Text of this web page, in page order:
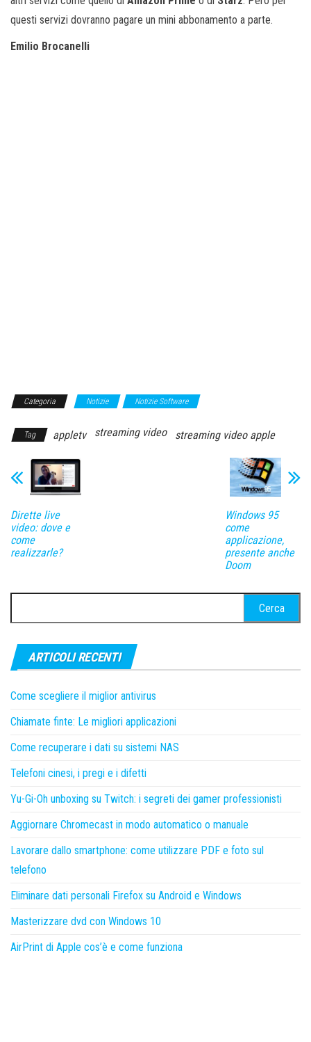
questi servizi dovranno pagare un mini abbonamento a parte.
Emilio Brocanelli
Categoria Notizie Notizie Software
Tag appletv streaming video streaming video apple
Dirette live
video: dove e
come
realizzarle?
Windows 95
come
applicazione,
presente anche
Doom
per:
ARTICOLI RECENTI
Come scegliere il miglior antivirus
Chiamate finte: Le migliori applicazioni
Come recuperare i dati su sistemi NAS
Telefoni cinesi, i pregi e i difetti
Yu-Gi-Oh unboxing su Twitch: i segreti dei gamer professionisti
Aggiornare Chromecast in modo automatico o manuale
Lavorare dallo smartphone: come utilizzare PDF e foto sul
telefono
Eliminare dati personali Firefox su Android e Windows
Masterizzare dvd con Windows 10
AirPrint di Apple cos’è e come funziona